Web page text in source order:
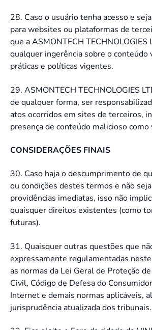
28. Caso o usuário tenha acesso e
para websites ou plataformas de
que a ASMONTECH TECHNOLOGIES
qualquer ingerência sobre o conteúdo
práticas e políticas vigentes.
29. ASMONTECH TECHNOLOGIES
de qualquer forma, ser
atos ocorridos em sites de terceiros,
presença de conteúdo malicioso como
CONSIDERAÇÕES FINAIS
30. Caso haja o descumprimento de
ou condições destes termos e não
providências imediatas, isso não
quaisquer direitos existentes (como
futuras).
31. Quaisquer outras questões que
expressamente regulamentadas
as normas da Lei Geral de Proteção
Civil, Código de Defesa do
Internet e demais normas aplicáveis,
jurisprudência atualizada dos tribunais.